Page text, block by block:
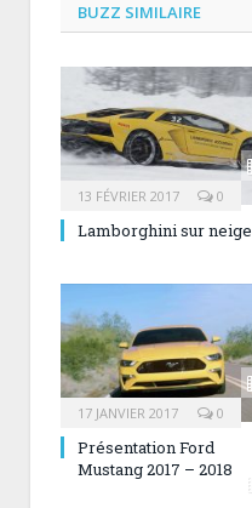
BUZZ SIMILAIRE
13 FÉVRIER 2017 0
Lamborghini sur neige
17 JANVIER 2017 0
Présentation Ford
Mustang 2017 – 2018